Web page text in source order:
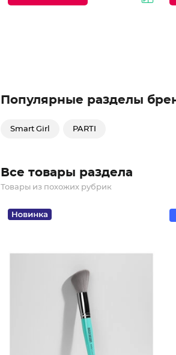
Популярные разделы
Smart Girl PARTI
Все товары раздела
Товары из похожих рубрик